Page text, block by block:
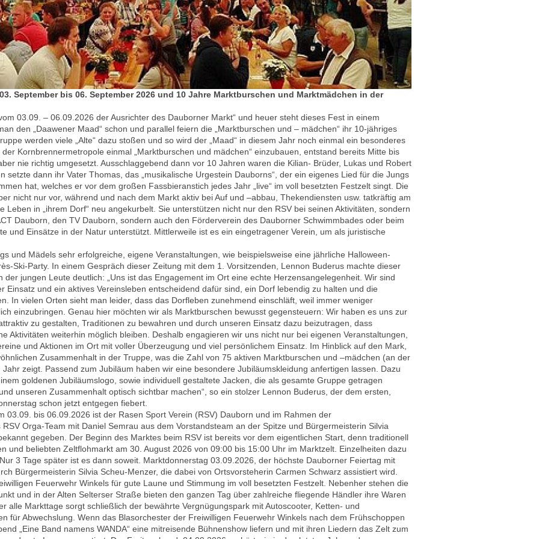
September bis 06. September 2026 und 10 Jahre Marktburschen und Marktmädchen in der
03.09. – 06.09.2026 der Ausrichter des Dauborner Markt“ und heuer steht dieses Fest in einem
den „Daawener Maad“ schon und parallel feiern die „Marktburschen und – mädchen“ ihr 10-jähriges
werden viele „Alte“ dazu stoßen und so wird der „Maad“ in diesem Jahr noch einmal ein besonderes
Kornbrennermetropole einmal „Marktburschen und mädchen“ einzubauen, entstand bereits Mitte bis
nie richtig umgesetzt. Ausschlaggebend dann vor 10 Jahren waren die Kilian- Brüder, Lukas und Robert
setzte dann ihr Vater Thomas, das „musikalische Urgestein Dauborns“, der ein eigenes Lied für die Jungs
hat, welches er vor dem großen Fassbieranstich jedes Jahr „live“ im voll besetzten Festzelt singt. Die
nicht nur vor, während und nach dem Markt aktiv bei Auf und –abbau, Thekendiensten usw. tatkräftig am
Leben in „ihrem Dorf“ neu angekurbelt. Sie unterstützen nicht nur den RSV bei seinen Aktivitäten, sondern
Dauborn, den TV Dauborn, sondern auch den Förderverein des Dauborner Schwimmbades oder beim
und Einsätze in der Natur unterstützt. Mittlerweile ist es ein eingetragener Verein, um als juristische
und Mädels sehr erfolgreiche, eigene Veranstaltungen, wie beispielsweise eine jährliche Halloween-
Ski-Party. In einem Gespräch dieser Zeitung mit dem 1. Vorsitzenden, Lennon Buderus machte dieser
jungen Leute deutlich: „Uns ist das Engagement im Ort eine echte Herzensangelegenheit. Wir sind
Einsatz und ein aktives Vereinsleben entscheidend dafür sind, ein Dorf lebendig zu halten und die
In vielen Orten sieht man leider, dass das Dorfleben zunehmend einschläft, weil immer weniger
einzubringen. Genau hier möchten wir als Marktburschen bewusst gegensteuern: Wir haben es uns zur
zu gestalten, Traditionen zu bewahren und durch unseren Einsatz dazu beizutragen, dass
Aktivitäten weiterhin möglich bleiben. Deshalb engagieren wir uns nicht nur bei eigenen Veranstaltungen,
und Aktionen im Ort mit voller Überzeugung und viel persönlichem Einsatz. Im Hinblick auf den Mark,
Zusammenhalt in der Truppe, was die Zahl von 75 aktiven Marktburschen und –mädchen (an der
zeigt. Passend zum Jubiläum haben wir eine besondere Jubiläumskleidung anfertigen lassen. Dazu
goldenen Jubiläumslogo, sowie individuell gestaltete Jacken, die als gesamte Gruppe getragen
unseren Zusammenhalt optisch sichtbar machen“, so ein stolzer Lennon Buderus, der dem ersten,
schon jetzt entgegen fiebert.
03.09. bis 06.09.2026 ist der Rasen Sport Verein (RSV) Dauborn und im Rahmen der
Orga-Team mit Daniel Semrau aus dem Vorstandsteam an der Spitze und Bürgermeisterin Silvia
gegeben. Der Beginn des Marktes beim RSV ist bereits vor dem eigentlichen Start, denn traditionell
und beliebten Zeltflohmarkt am 30. August 2026 von 09:00 bis 15:00 Uhr im Marktzelt. Einzelheiten dazu
3 Tage später ist es dann soweit. Marktdonnerstag 03.09.2026, der höchste Dauborner Feiertag mit
Bürgermeisterin Silvia Scheu-Menzer, die dabei von Ortsvorsteherin Carmen Schwarz assistiert wird.
Feuerwehr Winkels für gute Laune und Stimmung im voll besetzten Festzelt. Nebenher stehen die
und in der Alten Selterser Straße bieten den ganzen Tag über zahlreiche fliegende Händler ihre Waren
alle Markttage sorgt schließlich der bewährte Vergnügungspark mit Autoscooter, Ketten- und
für Abwechslung. Wenn das Blasorchester der Freiwilligen Feuerwehr Winkels nach dem Frühschoppen
„Eine Band namens WANDA“ eine mitreisende Bühnenshow liefern und mit ihren Liedern das Zelt zum